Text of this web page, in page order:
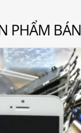
PHẨM BÁN